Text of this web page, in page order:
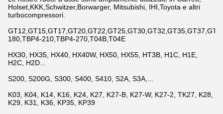
Holset,KKK,Schwitzer,Borwarger, Mitsubishi, IHI,Toyota e altri
turbocompressori.
180,TBP4-210,TBP4-270,T04B,T04E
HX30, HX35, HX40, HX40W, HX50, HX55, HT3B, H1C, H1E,
H2C, H2D...
S200, S200G, S300, S400, S410, S2A, S3A,...
K03, K04, K14, K16, K24, K27, K27-B, K27-W, K27-2, TK27, K28,
K29, K31, K36, KP35, KP39